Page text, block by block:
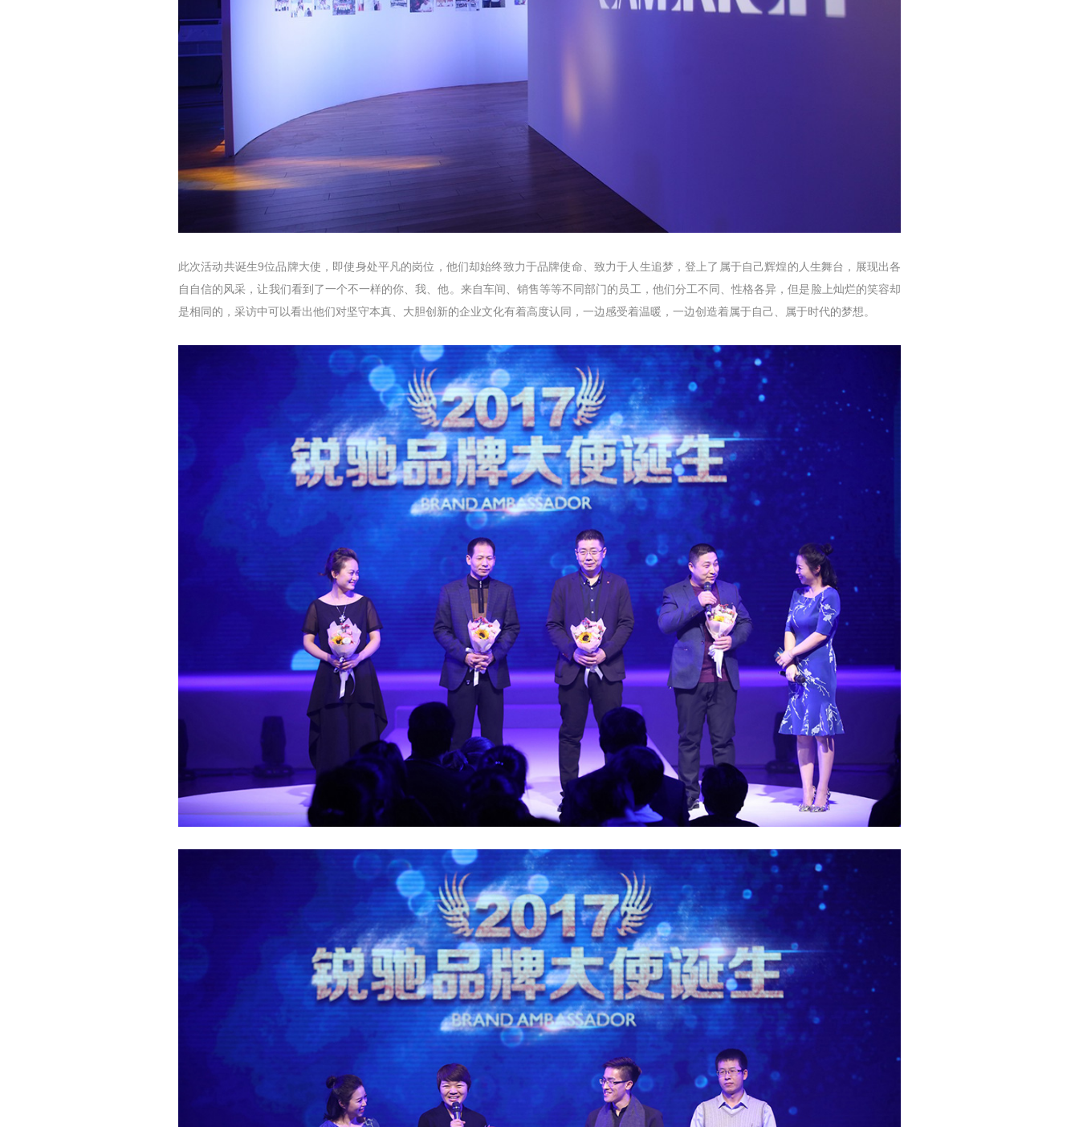
此次活动共诞生9位品牌大使，即使身处平凡的岗位，他们却始终致力于品牌使命、致力于人生追梦，登上了属于自己辉煌的人生舞台，展现出各
自自信的风采，让我们看到了一个不一样的你、我、他。来自车间、销售等等不同部门的员工，他们分工不同、性格各异，但是脸上灿烂的笑容却
是相同的，采访中可以看出他们对坚守本真、大胆创新的企业文化有着高度认同，一边感受着温暖，一边创造着属于自己、属于时代的梦想。